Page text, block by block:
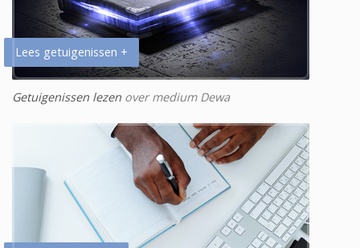
Lees getuigenissen +
Getuigenissen lezen over medium Dewa